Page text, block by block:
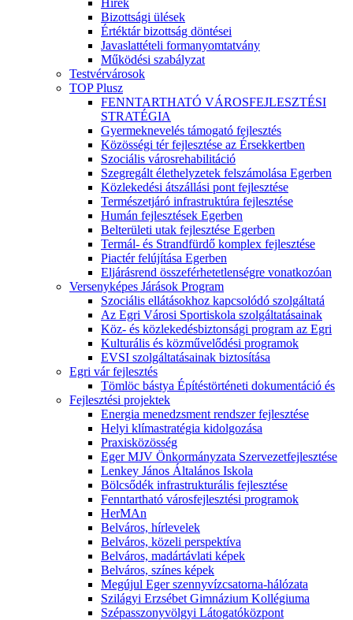
Bizottsági ülések
Értéktár bizottság döntései
Javaslattételi formanyomtatvány
Működési szabályzat
Testvérvárosok
TOP Plusz
FENNTARTHATÓ VÁROSFEJLESZTÉSI
STRATÉGIA
Gyermeknevelés támogató fejlesztés
Közösségi tér fejlesztése az Érsekkertben
Szociális városrehabilitáció
Szegregált élethelyzetek felszámolása Egerben
Közlekedési átszállási pont fejlesztése
Természetjáró infrastruktúra fejlesztése
Humán fejlesztések Egerben
Belterületi utak fejlesztése Egerben
Termál- és Strandfürdő komplex fejlesztése
Piactér felújítása Egerben
Eljárásrend összeférhetetlenségre vonatkozóan
Versenyképes Járások Program
Szociális ellátásokhoz kapcsolódó szolgáltatá
Az Egri Városi Sportiskola szolgáltatásainak
Köz- és közlekedésbiztonsági program az Egri
Kulturális és közművelődési programok
EVSI szolgáltatásainak biztosítása
Egri vár fejlesztés
Tömlöc bástya Építéstörténeti dokumentáció és
Fejlesztési projektek
Energia menedzsment rendszer fejlesztése
Helyi klímastratégia kidolgozása
Praxisközösség
Eger MJV Önkormányzata Szervezetfejlesztése
Lenkey János Általános Iskola
Bölcsődék infrastrukturális fejlesztése
Fenntartható városfejlesztési programok
HerMAn
Belváros, hírlevelek
Belváros, közeli perspektíva
Belváros, madártávlati képek
Belváros, színes képek
Megújul Eger szennyvízcsatorna-hálózata
Szilágyi Erzsébet Gimnázium Kollégiuma
Szépasszonyvölgyi Látogatóközpont